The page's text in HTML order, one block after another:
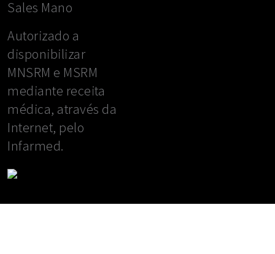
Sales Mano
Autorizado a
disponibilizar
MNSRM e MSRM
mediante receita
médica, através da
Internet, pelo
Infarmed.